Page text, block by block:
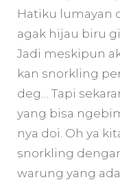
Hatiku lumayan
agak hijau biru
Jadi meskipun
kan snorkling
deg… Tapi
yang bisa
nya doi. Oh ya
snorkling
warung yang